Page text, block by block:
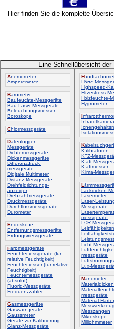
Hier finden Sie die komplette
Eine Schnellübersicht
Anemometer
Amperemeter
Barometer
Baufeuchte-Messgeräte
Bau-Laser-Messgeräte
Beleuchtungsmesser
Boroskope
Chlormessgeräte
Datenlogger-
Messgeräte
Dichtemessgeräte
Dickenmessgeräte
Differenzdruck-
messgeräte
Digitale Multimeter
Distanz-Messgeräte
Drehfeldrichtungs-
anzeiger
Drehzahlmessgeräte
Druckmessgeräte
Durchflussmessgeräte
Durometer
Endoskope
Entfernungsmessgeräte
Erdungsmessgeräte
Farbmessgeräte
Feuchtemessgeräte (für
relative Feuchtigkeit)
Feuchtemesser(für relative
Feuchtigkeit)
Feuchtemessgeräte
(absolut)
Fluorid-Messgeräte
Frequenzzähler
Gasmessgeräte
Gaswarngeräte
Gaussmeter
Geräte zur Kalibrierung
Glanz-Messgeräte
H
Härte-
Highspeed-
Hitzestress-
Holzfeuchte-
Hygrometer
I
K
Kalibratoren
KFZ-
Kraft-
Kraftmesser
Klima-
L
Lackdicken-
Lasermeter
Laser-
Messgeräte
messgeräte
LCR-
Licht-
messgeräte
Lux-
Manometer
messgeräte
Material-
Messzangen
Mikroskope
Milliohmmeter